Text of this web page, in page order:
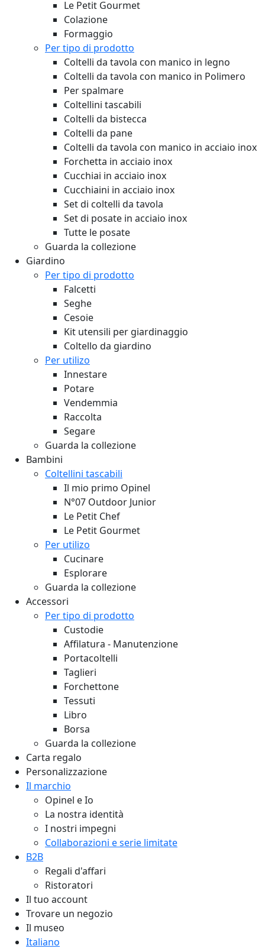
Le Petit Gourmet
Colazione
Formaggio
Per tipo di prodotto
Coltelli da tavola con manico in legno
Coltelli da tavola con manico in Polimero
Per spalmare
Coltellini tascabili
Coltelli da bistecca
Coltelli da pane
Coltelli da tavola con manico in acciaio inox
Forchetta in acciaio inox
Cucchiai in acciaio inox
Cucchiaini in acciaio inox
Set di coltelli da tavola
Set di posate in acciaio inox
Tutte le posate
Guarda la collezione
Giardino
Per tipo di prodotto
Falcetti
Seghe
Cesoie
Kit utensili per giardinaggio
Coltello da giardino
Per utilizo
Innestare
Potare
Vendemmia
Raccolta
Segare
Guarda la collezione
Bambini
Coltellini tascabili
Il mio primo Opinel
N°07 Outdoor Junior
Le Petit Chef
Le Petit Gourmet
Per utilizo
Cucinare
Esplorare
Guarda la collezione
Accessori
Per tipo di prodotto
Custodie
Affilatura - Manutenzione
Portacoltelli
Taglieri
Forchettone
Tessuti
Libro
Borsa
Guarda la collezione
Carta regalo
Personalizzazione
Il marchio
Opinel e Io
La nostra identità
I nostri impegni
Collaborazioni e serie limitate
B2B
Regali d'affari
Ristoratori
Il tuo account
Trovare un negozio
Il museo
Italiano